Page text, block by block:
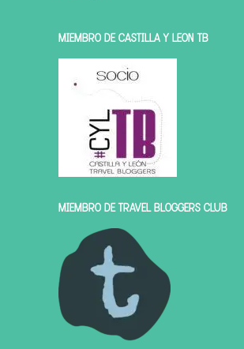
MIEMBRO DE CASTILLA Y LEÓN TB
MIEMBRO DE TRAVEL BLOGGERS CLUB